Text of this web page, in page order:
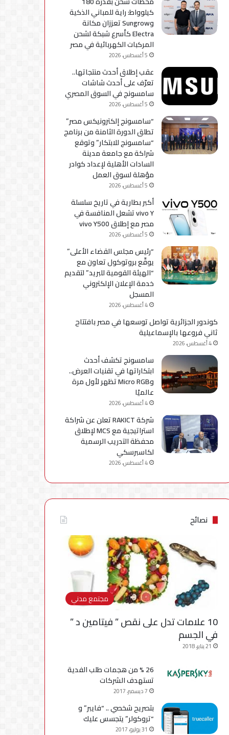
كيلوواط: راية للمباني الذكية
وSungrow تعززان مكانة
Electra كأسرع شبكة لشحن
المركبات الكهربائية في مصر
5 أغسطس، 2026
عقب إطلاق أحدث منتجاتها..
تعرّف على أحدث شاشات
سامسونج في السوق المصري
5 أغسطس، 2026
“سامسونج إلكترونيكس مصر”
تطلق الدورة الثامنة من برنامج
“سامسونج للابتكار” وتوقع
شراكة مع جامعة مدينة
السادات الأهلية لإعداد كوادر
مؤهلة لسوق العمل
5 أغسطس، 2026
أكبر بطارية في تاريخ سلسلة
vivo Y تشعل المنافسة في
مصر مع إطلاق vivo Y500
5 أغسطس، 2026
“رئيس مجلس القضاء الأعلى”
يوقّع بروتوكول تعاون مع
“الهيئة القومية للبريد” لتقديم
خدمة الإعلان الإلكتروني
المسجل
4 أغسطس، 2026
كوندور الجزائرية تواصل توسعها في مصر بافتتاح
ثاني فروعها بالإسماعيلية
4 أغسطس، 2026
سامسونج تكشف أحدث
ابتكاراتها في تقنيات العرض..
وMicro RGB تظهر لأول مرة
عالميًا
4 أغسطس، 2026
شركة RAKICT تعلن عن شراكة
استراتيجية مع MCS لإطلاق
محفظة التدريب الرسمية
لكاسبرسكي
4 أغسطس، 2026
نصائح
مجتمع مدني
10 علامات تدل على نقص ” فيتامين د ”
في الجسم
21 يناير، 2018
26 % من هجمات طلب الفدية
تستهدف الشركات
7 ديسمبر، 2017
بتصريح شخصي .. “فايبر” و
“تروكولر” يتجسس عليك
31 يوليو، 2017